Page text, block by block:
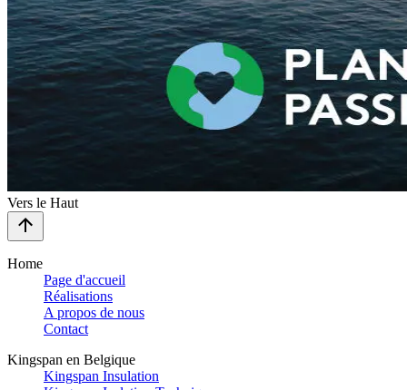
Vers le Haut
Home
Page d'accueil
Réalisations
A propos de nous
Contact
Kingspan en Belgique
Kingspan Insulation